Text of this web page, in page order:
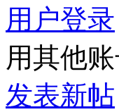
用户登录
用其他
发表新帖